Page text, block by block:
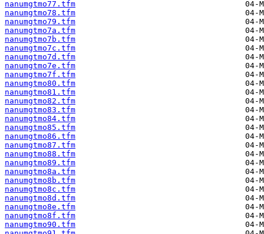
nanumgtmo77.tfm
nanumgtmo78.tfm
nanumgtmo79.tfm
nanumgtmo7a.tfm
nanumgtmo7b.tfm
nanumgtmo7c.tfm
nanumgtmo7d.tfm
nanumgtmo7e.tfm
nanumgtmo7f.tfm
nanumgtmo80.tfm
nanumgtmo81.tfm
nanumgtmo82.tfm
nanumgtmo83.tfm
nanumgtmo84.tfm
nanumgtmo85.tfm
nanumgtmo86.tfm
nanumgtmo87.tfm
nanumgtmo88.tfm
nanumgtmo89.tfm
nanumgtmo8a.tfm
nanumgtmo8b.tfm
nanumgtmo8c.tfm
nanumgtmo8d.tfm
nanumgtmo8e.tfm
nanumgtmo8f.tfm
nanumgtmo90.tfm